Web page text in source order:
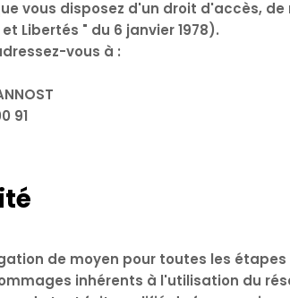
vous disposez d'un droit d'accès,
Libertés " du 6 janvier 1978).
vous à :
91
de moyen pour toutes les
inhérents à l'utilisation du